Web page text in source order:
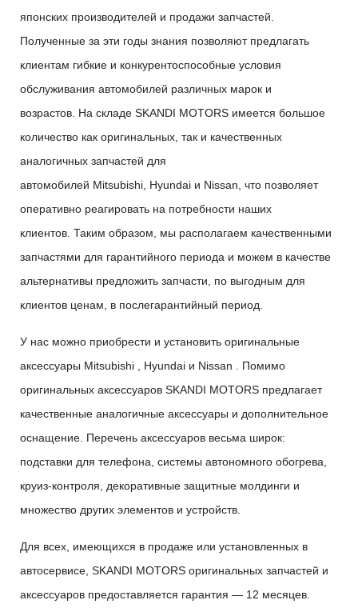
японских производителей и продажи запчастей.
Полученные за эти годы знания позволяют предлагать
клиентам гибкие и конкурентоспособные условия
обслуживания автомобилей различных марок и
возрастов. На складе SKANDI MOTORS имеется большое
количество как оригинальных, так и качественных
аналогичных запчастей для
автомобилей Mitsubishi, Hyundai и Nissan, что позволяет
оперативно реагировать на потребности наших
клиентов. Таким образом, мы располагаем качественными
запчастями для гарантийного периода и можем в качестве
альтернативы предложить запчасти, по выгодным для
клиентов ценам, в послегарантийный период.
У нас можно приобрести и установить оригинальные
аксессуары Mitsubishi , Hyundai и Nissan . Помимо
оригинальных аксессуаров SKANDI MOTORS предлагает
качественные аналогичные аксессуары и дополнительное
оснащение. Перечень аксессуаров весьма широк:
подставки для телефона, системы автономного обогрева,
круиз-контроля, декоративные защитные молдинги и
множество других элементов и устройств.
Для всех, имеющихся в продаже или установленных в
автосервисе, SKANDI MOTORS оригинальных запчастей и
аксессуаров предоставляется гарантия — 12 месяцев.